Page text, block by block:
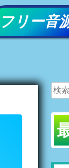
フリー音
検
索: